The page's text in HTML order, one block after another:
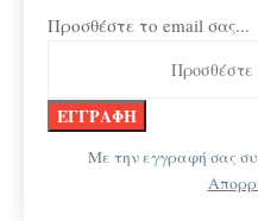
Προσθέστε το email σας...
Με την εγγραφή σας